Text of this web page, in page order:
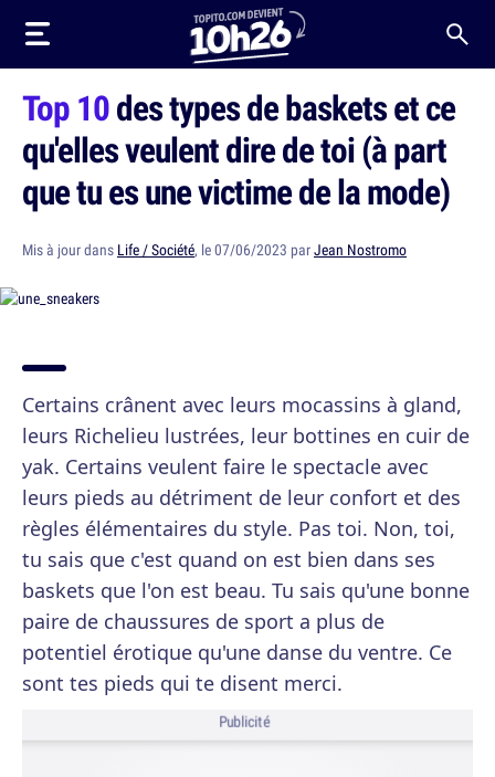
Top 10des types de baskets et ce
qu'elles veulent dire de toi (à part
que tu es une victime de la mode)
Mis à jour dans Life / Société, le 07/06/2023 parJean Nostromo
Certains crânent avec leurs mocassins à gland,
leurs Richelieu lustrées, leur bottines en cuir de
yak. Certains veulent faire le spectacle avec
leurs pieds au détriment de leur confort et des
règles élémentaires du style. Pas toi. Non, toi,
tu sais que c'est quand on est bien dans ses
baskets que l'on est beau. Tu sais qu'une bonne
paire de chaussures de sport a plus de
potentiel érotique qu'une danse du ventre. Ce
sont tes pieds qui te disent merci.
Publicité